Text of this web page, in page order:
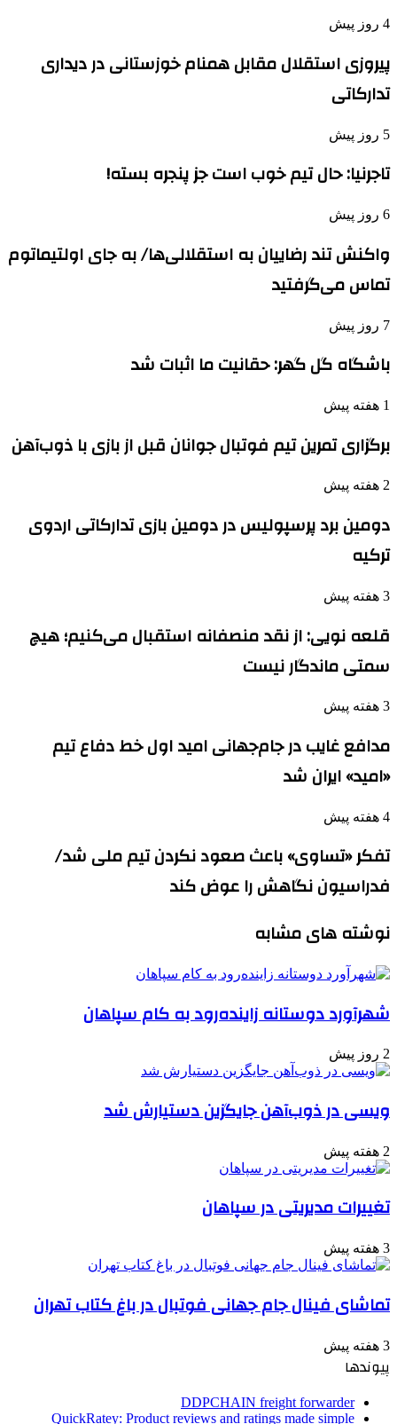
4 روز پیش
پیروزی استقلال مقابل همنام خوزستانی در دیداری
تدارکاتی
5 روز پیش
تاجرنیا: حال تیم خوب است جز پنجره بسته!
6 روز پیش
واکنش تند رضاییان به استقلالی‌ها/ به جای اولتیماتوم
تماس می‌گرفتید
7 روز پیش
باشگاه گل گهر: حقانیت ما اثبات شد
1 هفته پیش
برگزاری تمرین تیم فوتبال جوانان قبل از بازی با ذوب‌آهن
2 هفته پیش
دومین برد پرسپولیس در دومین بازی تدارکاتی اردوی
ترکیه
3 هفته پیش
قلعه نویی: از نقد منصفانه استقبال می‌کنیم؛ هیچ
سمتی ماندگار نیست
3 هفته پیش
مدافع غایب در جام‌جهانی امید اول خط دفاع تیم
«امید» ایران شد
4 هفته پیش
تفکر «تساوی» باعث صعود نکردن تیم ملی شد/
فدراسیون نگاهش را عوض کند
نوشته های مشابه
شهرآورد دوستانه زاینده‌رود به کام سپاهان
2 روز پیش
ویسی در ذوب‌آهن جایگزین دستیارش شد
2 هفته پیش
تغییرات مدیریتی در سپاهان
3 هفته پیش
تماشای فینال جام جهانی فوتبال در باغ کتاب تهران
3 هفته پیش
پیوندها
DDPCHAIN freight forwarder
QuickRatey: Product reviews and ratings made simple